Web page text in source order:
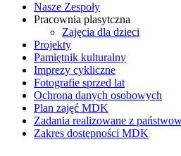
Nasze Zespoły
Pracownia plasytczna
Zajęcia dla dzieci
Projekty
Pamiętnik kulturalny
Imprezy cykliczne
Fotografie sprzed lat
Ochrona danych osobowych
Plan zajęć MDK
Zadania realizowane z
Zakres dostępności MDK